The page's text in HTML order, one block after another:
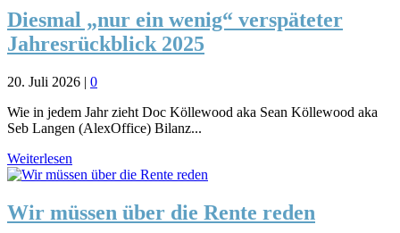
Diesmal „nur ein wenig“ verspäteter
Jahresrückblick 2025
20. Juli 2026 | 0
Wie in jedem Jahr zieht Doc Köllewood aka Sean Köllewood aka
Seb Langen (AlexOffice) Bilanz...
Weiterlesen
Wir müssen über die Rente reden